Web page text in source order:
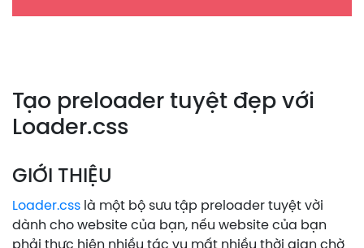
Tạo preloader tuyệt đẹp với
Loader.css
GIỚI THIỆU
Loader.css là một bộ sưu tập preloader tuyệt vời
dành cho website của bạn, nếu website của bạn
phải thực hiện nhiều tác vụ mất nhiều thời gian chờ